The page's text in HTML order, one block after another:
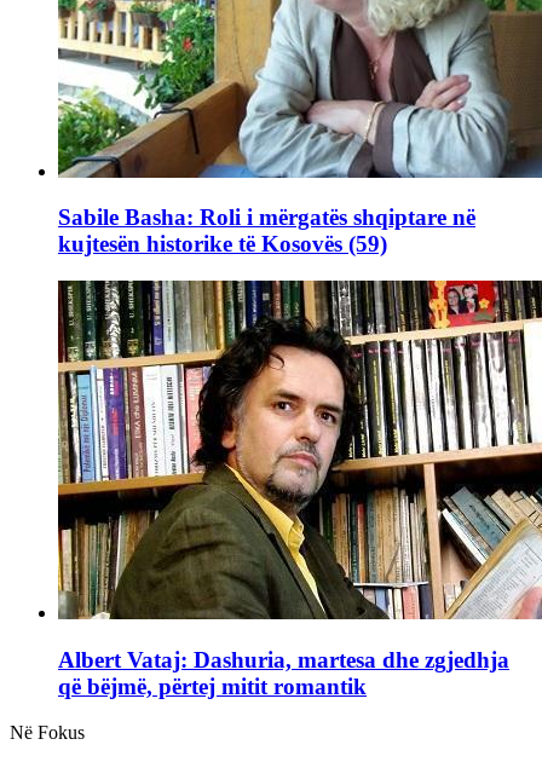
Sabile Basha: Roli i mërgatës shqiptare në
kujtesën historike të Kosovës (59)
Albert Vataj: Dashuria, martesa dhe zgjedhja
që bëjmë, përtej mitit romantik
Në Fokus